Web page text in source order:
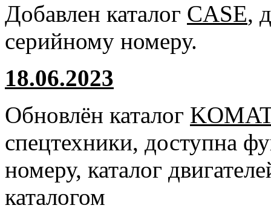
Добавлен каталог CASE,
серийному номеру.
18.06.2023
Обновлён каталог
спецтехники, доступна
номеру, каталог
каталогом